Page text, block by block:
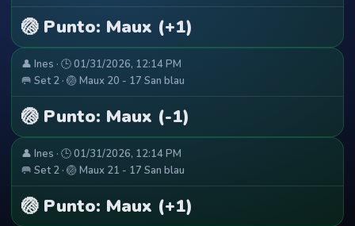
🏐 Punto: Maux (+1)
👤 Ines · 🕒 01/31/2026, 12:14 PM
🥅 Set 2 · 🏐 Maux 20 - 17 San blau
🏐 Punto: Maux (-1)
👤 Ines · 🕒 01/31/2026, 12:14 PM
🥅 Set 2 · 🏐 Maux 21 - 17 San blau
🏐 Punto: Maux (+1)